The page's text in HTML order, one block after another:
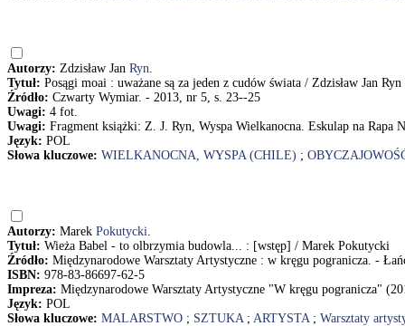
Autorzy: Zdzisław Jan Ryn.
Tytuł: Posągi moai : uważane są za jeden z cudów świata / Zdzisław Jan Ryn
Źródło: Czwarty Wymiar. - 2013, nr 5, s. 23--25
Uwagi: 4 fot.
Uwagi: Fragment książki: Z. J. Ryn, Wyspa Wielkanocna. Eskulap na Rapa
Język: POL
Słowa kluczowe: WIELKANOCNA, WYSPA (CHILE) ;
Autorzy: Marek Pokutycki.
Tytuł: Wieża Babel - to olbrzymia budowla... : [wstęp] / Marek Pokutycki
Źródło: Międzynarodowe Warsztaty Artystyczne : w kręgu pogranicza. -
ISBN: 978-83-86697-62-5
Impreza: Międzynarodowe Warsztaty Artystyczne "W kręgu pogranicza"
Język: POL
Słowa kluczowe: MALARSTWO ; SZTUKA; ARTYSTA; Warsztaty